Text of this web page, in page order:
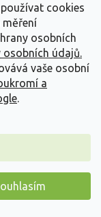
cookies
měření
osobních
osobních údajů.
vaše osobní
a
.
mollis